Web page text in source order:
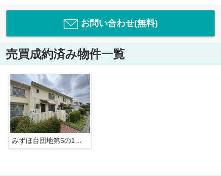
お問い合わせ(無料)
売買成約済み物件一覧